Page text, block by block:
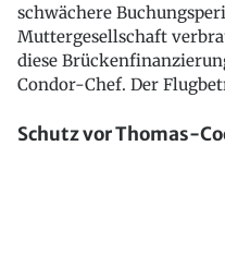
schwächere
Muttergesellschaft
diese
Condor-Chef. Der
Schutz vor Thomas-